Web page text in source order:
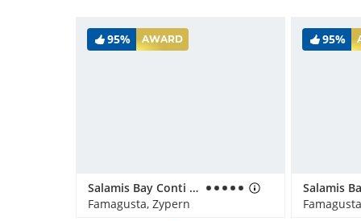
95% AWARD
Salamis Bay Conti Resort Hotel & Casino
Famagusta, Zypern
95%